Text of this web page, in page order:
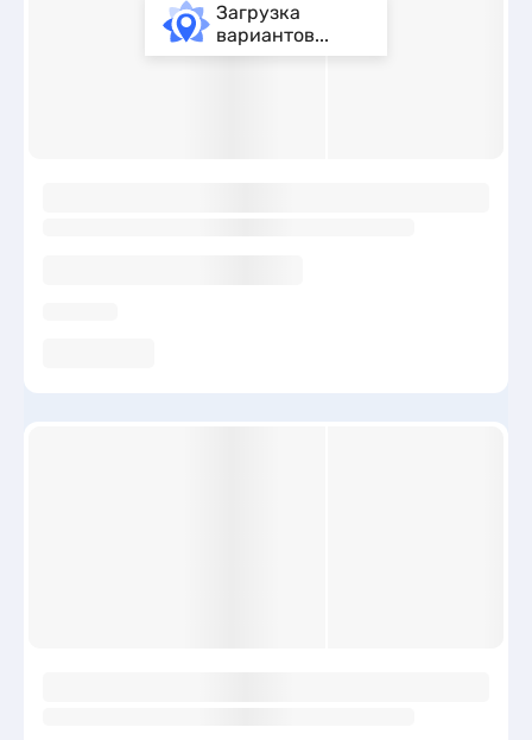
Загрузка
вариантов...